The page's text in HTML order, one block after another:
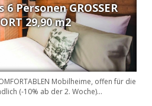
Personen GROSSER
29,90 m2
Mobilheime, offen für die
(-10% ab der 2. Woche)...